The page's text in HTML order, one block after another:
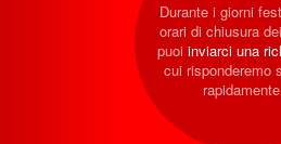
Durante i giorni
orari di chiusura
puoi inviarci una
cui risponderemo